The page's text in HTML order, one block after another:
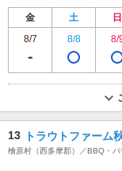
金 土 日
8/7
8/8 8/
13 トラウトファーム
檜原村（西多摩郡）／BBQ・